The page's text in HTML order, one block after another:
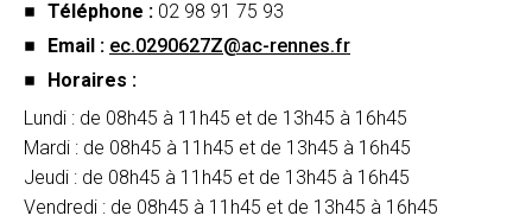
Téléphone : 02 98 91 75 93
Email : ec.0290627Z@ac-rennes.fr
Horaires :
Lundi : de 08h45 à 11h45 et de 13h45 à 16h45
Mardi : de 08h45 à 11h45 et de 13h45 à 16h45
Jeudi : de 08h45 à 11h45 et de 13h45 à 16h45
Vendredi : de 08h45 à 11h45 et de 13h45 à 16h45